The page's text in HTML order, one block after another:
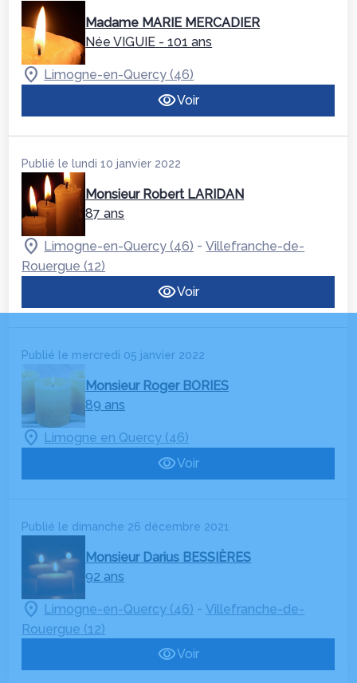
Madame MARIE MERCADIER
Née VIGUIE - 101 ans
Limogne-en-Quercy (46)
Voir
Publié le lundi 10 janvier 2022
Monsieur Robert LARIDAN
87 ans
Limogne-en-Quercy (46) -Villefranche-de-
Rouergue (12)
Voir
Publié le mercredi 05 janvier 2022
Monsieur Roger BORIES
89 ans
Limogne en Quercy (46)
Voir
Publié le dimanche 26 décembre 2021
Monsieur Darius BESSIÈRES
92 ans
Limogne-en-Quercy (46) -Villefranche-de-
Rouergue (12)
Voir